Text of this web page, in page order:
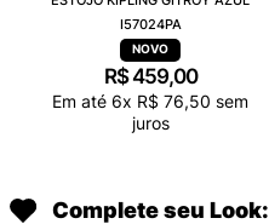
I57024PA
R$459,00
Em até 6x R$ 76,50 sem
juros
Complete seu Look: